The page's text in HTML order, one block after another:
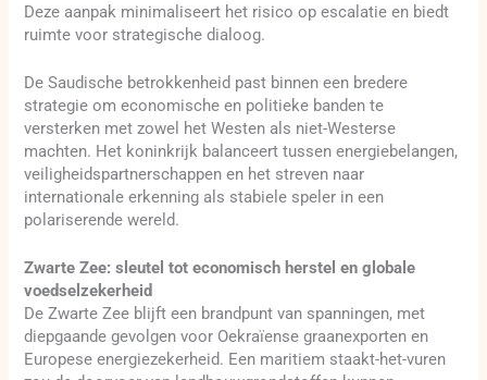
Deze aanpak minimaliseert het risico op escalatie en biedt
ruimte voor strategische dialoog.
De Saudische betrokkenheid past binnen een bredere
strategie om economische en politieke banden te
versterken met zowel het Westen als niet-Westerse
machten. Het koninkrijk balanceert tussen energiebelangen,
veiligheidspartnerschappen en het streven naar
internationale erkenning als stabiele speler in een
polariserende wereld.
Zwarte Zee: sleutel tot economisch herstel en globale
voedselzekerheid
De Zwarte Zee blijft een brandpunt van spanningen, met
diepgaande gevolgen voor Oekraïense graanexporten en
Europese energiezekerheid. Een maritiem staakt-het-vuren